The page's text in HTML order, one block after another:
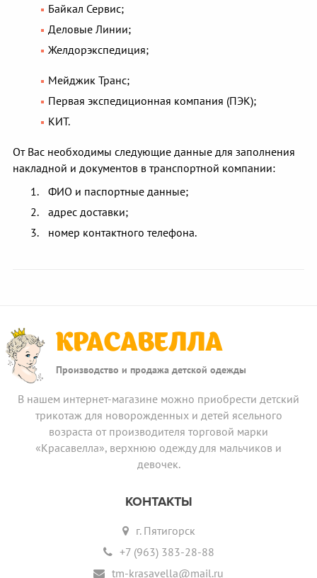
Байкал Сервис;
Деловые Линии;
Желдорэкспедиция;
Мейджик Транс;
Первая экспедиционная компания (ПЭК);
КИТ.
От Вас необходимы следующие данные для заполнения
накладной и документов в транспортной компании:
ФИО и паспортные данные;
адрес доставки;
номер контактного телефона.
КРАСАВЕЛЛА
Производство и продажа детской одежды
В нашем интернет-магазине можно приобрести детский
трикотаж для новорожденных и детей ясельного
возраста от производителя торговой марки
«Красавелла», верхнюю одежду для мальчиков и
девочек.
КОНТАКТЫ
г. Пятигорск
+7 (963) 383-28-88
tm-krasavella@mail.ru